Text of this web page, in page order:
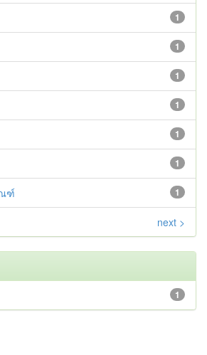
1
1
1
1
1
1
1
ฑ์
next >
1